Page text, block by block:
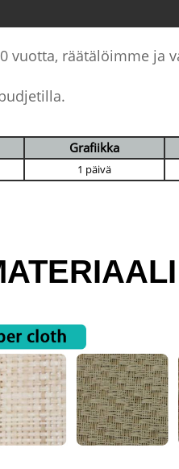
vuotta, räätälöimme ja
Grafiikka
1 päivä